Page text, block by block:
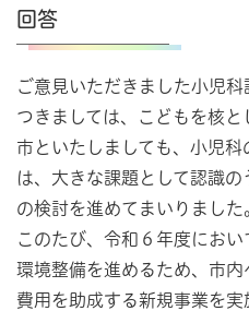
回答
ご意見いただきました小児
つきましては、こどもを核
市といたしましても、小児
は、大きな課題として認識
の検討を進めてまいりました
このたび、令和６年度にお
環境整備を進めるため、市
費用を助成する新規事業を